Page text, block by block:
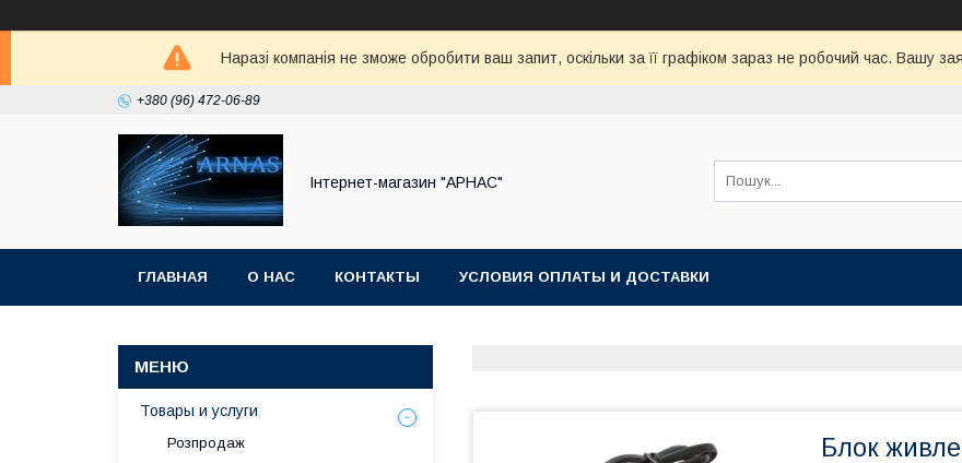
Наразі компанія не зможе обробити ваш запит, оскільки за її графіком зараз не робочий час. Вашу
+380 (96) 472-06-89
Інтернет-магазин "АРНАС"
ГЛАВНАЯ О НАС КОНТАКТЫ УСЛОВИЯ ОПЛАТЫ И ДОСТАВКИ
Блок
Товары и услуги
Розпродаж